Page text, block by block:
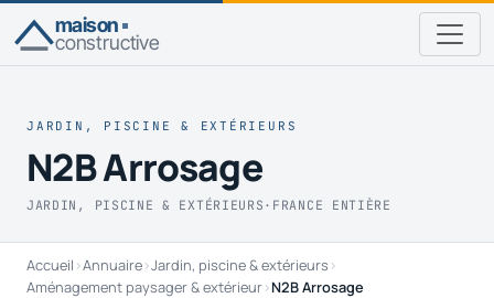
maison
constructive
JARDIN, PISCINE & EXTÉRIEURS
N2B Arrosage
JARDIN, PISCINE & EXTÉRIEURS · FRANCE ENTIÈRE
Accueil ›Annuaire›Jardin, piscine & extérieurs ›
Aménagement paysager & extérieur›N2B Arrosage